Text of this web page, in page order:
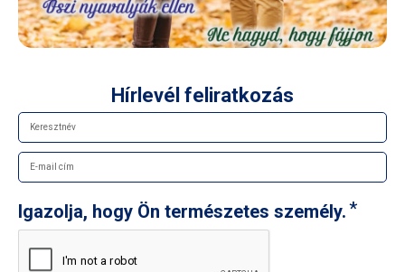
Hírlevél feliratkozás
Igazolja, hogy Ön természetes személy.